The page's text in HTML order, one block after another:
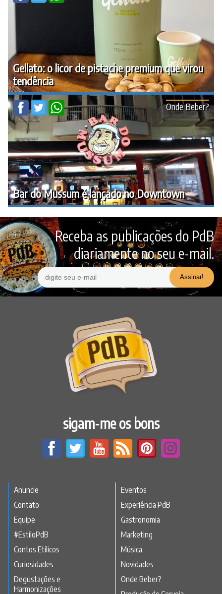
Gellato: o licor de pistache premium que virou
tendência
Bar do Mussum é lançado no Downtown
Onde Beber?
Receba as publicações do PdB
diariamente no seu e-mail.
sigam-me os bons
Anuncie
Contato
Equipe
#EstiloPdB
Contos Etílicos
Curiosidades
Degustações e
Harmonizações
Eventos
Experiência PdB
Gastronomia
Marketing
Música
Novidades
Onde Beber?